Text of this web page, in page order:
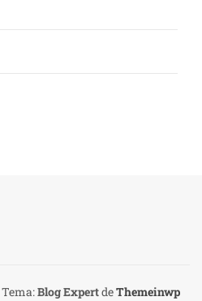
Tema:Blog ExpertdeThemeinwp